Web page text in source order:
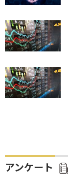
アンケート